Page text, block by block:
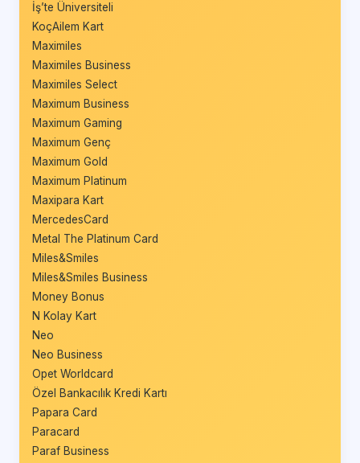
İş’te Üniversiteli
KoçAilem Kart
Maximiles
Maximiles Business
Maximiles Select
Maximum Business
Maximum Gaming
Maximum Genç
Maximum Gold
Maximum Platinum
Maxipara Kart
MercedesCard
Metal The Platinum Card
Miles&Smiles
Miles&Smiles Business
Money Bonus
N Kolay Kart
Neo
Neo Business
Opet Worldcard
Özel Bankacılık Kredi Kartı
Papara Card
Paracard
Paraf Business